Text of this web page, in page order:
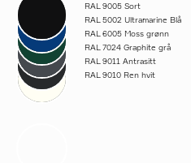
RAL 9005 Sort
RAL 5002 Ultramarine Blå
RAL 6005 Moss grønn
RAL 7024 Graphite grå
RAL 9011 Antrasitt
RAL 9010 Ren hvit